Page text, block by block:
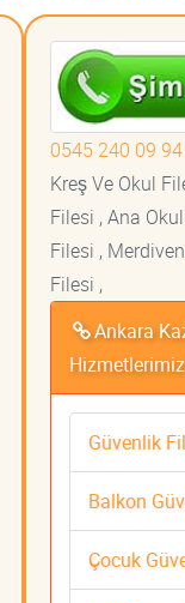
0545 240 09
Kreş Ve Okul
Filesi , Ana
Filesi ,
Filesi ,
Ankara
Hizmetlerimiz
Güvenlik
Balkon
Çocuk